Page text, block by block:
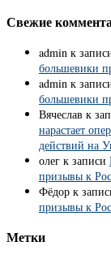
Свежие
admin к
большевики
admin к
большевики
Вячеслав к
нарастает
действий на
олег к записи
призывы к
Фёдор к
призывы к
Метки